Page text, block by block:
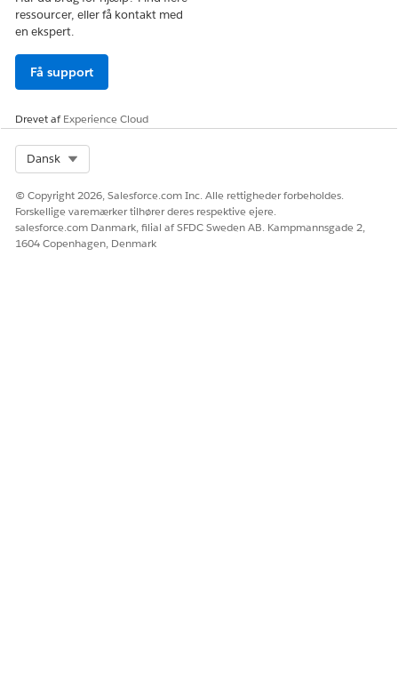
ressourcer, eller få kontakt med
en ekspert.
Få support
Drevet afExperience Cloud
Dansk
© Copyright 2026, Salesforce.com Inc. Alle rettigheder forbeholdes.
Forskellige varemærker tilhører deres respektive ejere.
salesforce.com Danmark, filial af SFDC Sweden AB. Kampmannsgade 2,
1604 Copenhagen, Denmark